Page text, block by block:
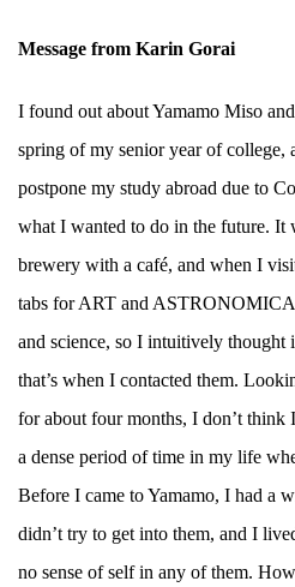
Message from Karin Gorai
I found out about Yamamo Miso
spring of my senior year of college,
postpone my study abroad due to
what I wanted to do in the future. It
brewery with a café, and when I
tabs for ART and
and science, so I intuitively thought
that’s when I contacted them.
for about four months, I don’t think
a dense period of time in my life
Before I came to Yamamo, I had a
didn’t try to get into them, and I
no sense of self in any of them.